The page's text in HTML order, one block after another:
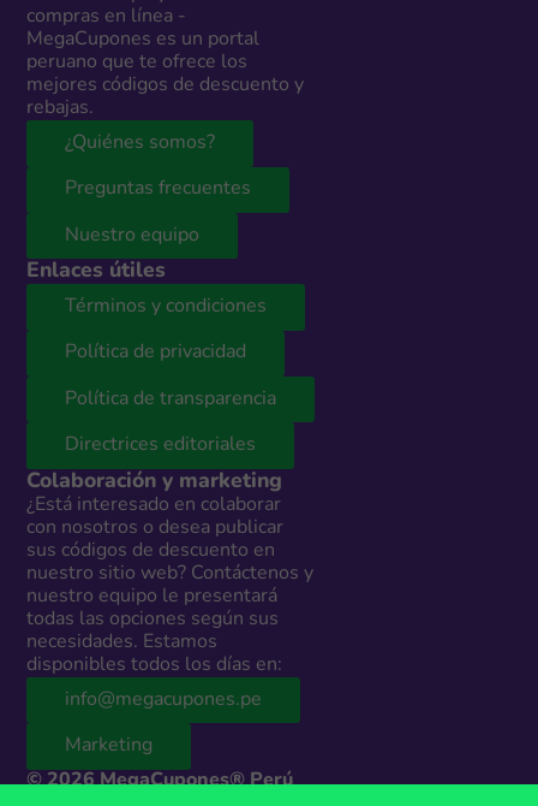
compras en línea -
MegaCupones es un portal
peruano que te ofrece los
mejores códigos de descuento y
rebajas.
¿Quiénes somos?
Preguntas frecuentes
Nuestro equipo
Enlaces útiles
Términos y condiciones
Política de privacidad
Política de transparencia
Directrices editoriales
Colaboración y marketing
¿Está interesado en colaborar
con nosotros o desea publicar
sus códigos de descuento en
nuestro sitio web? Contáctenos y
nuestro equipo le presentará
todas las opciones según sus
necesidades. Estamos
disponibles todos los días en:
info@megacupones.pe
Marketing
© 2026 MegaCupones® Perú